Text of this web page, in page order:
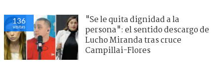
136
visitas
"Se le quita dignidad a la
persona": el sentido descargo de
Lucho Miranda tras cruce
Campillai-Flores